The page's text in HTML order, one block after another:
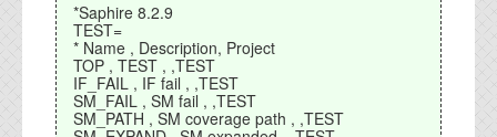
資料閲覧パスワードをお問い合わせ頂き
ログインをお願い致します。アカウント
名は"opendocument"です。
機能安全用語集
*Saphire 8.2.9
TEST=
* Name , Description, Project
TOP , TEST , ,TEST
IF_FAIL , IF fail , ,TEST
SM_FAIL , SM fail , ,TEST
SM_PATH , SM coverage path , ,TEST